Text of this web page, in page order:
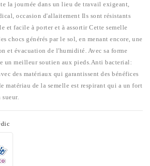
la journée dans un lieu de travail exigeant,
occasion d'allaitement Ils sont résistants
et facile à porter et à assortir Cette semelle
chocs générés par le sol, en menant encore, une
et évacuation de l'humidité. Avec sa forme
un meilleur soutien aux pieds.Anti bacterial:
des matériaux qui garantissent des bénéfices
matériau de la semelle est respirant qui a un fort